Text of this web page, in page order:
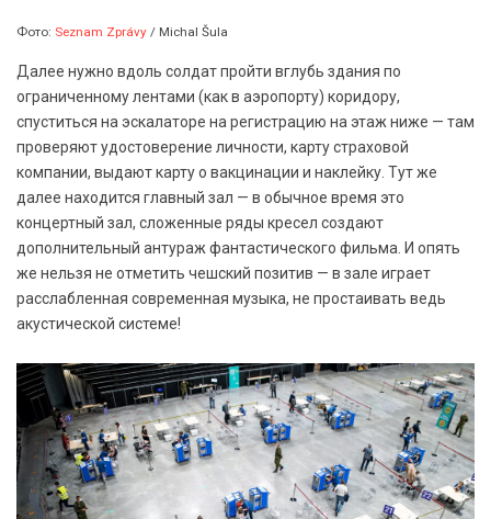
Фото: Seznam Zprávy / Michal Šula
Далее нужно вдоль солдат пройти вглубь здания по
ограниченному лентами (как в аэропорту) коридору,
спуститься на эскалаторе на регистрацию на этаж ниже — там
проверяют удостоверение личности, карту страховой
компании, выдают карту о вакцинации и наклейку. Тут же
далее находится главный зал — в обычное время это
концертный зал, сложенные ряды кресел создают
дополнительный антураж фантастического фильма. И опять
же нельзя не отметить чешский позитив — в зале играет
расслабленная современная музыка, не простаивать ведь
акустической системе!